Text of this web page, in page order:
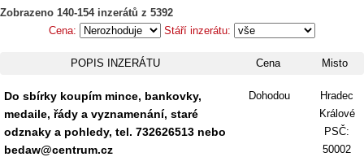
Zobrazeno 140-154 inzerátů z 5392
Cena:
Stáří inzerátu:
POPIS INZERÁTU Cena Misto
Do sbírky koupím mince, bankovky,
medaile, řády a vyznamenání, staré
odznaky a pohledy, tel. 732626513 nebo
bedaw@centrum.cz
Dohodou
Hradec
Králové
PSČ:
50002